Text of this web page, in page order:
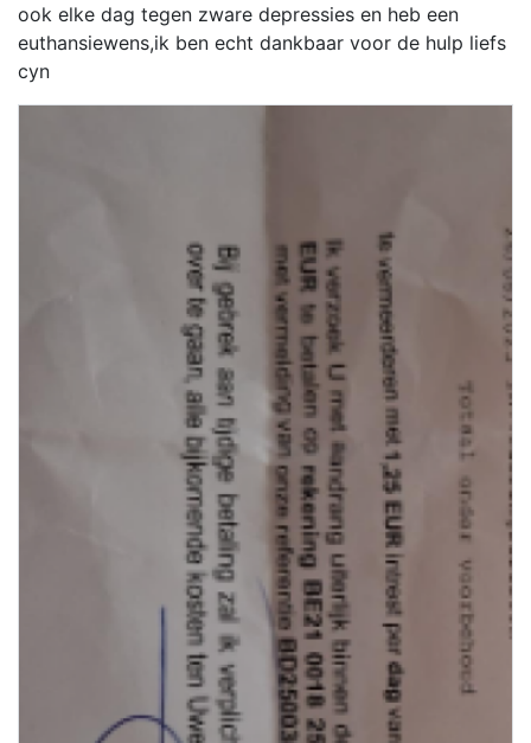
ook elke dag tegen zware depressies en heb een
euthansiewens,ik ben echt dankbaar voor de hulp liefs
cyn